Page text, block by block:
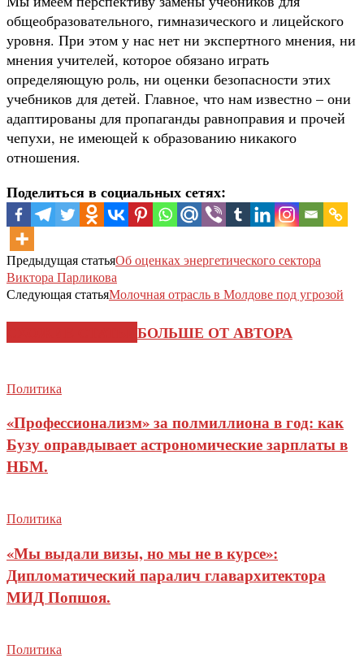
общеобразовательного, гимназического и лицейского
уровня. При этом у нас нет ни экспертного мнения, ни
мнения учителей, которое обязано играть
определяющую роль, ни оценки безопасности этих
учебников для детей. Главное, что нам известно – они
адаптированы для пропаганды равноправия и прочей
чепухи, не имеющей к образованию никакого
отношения.
Поделиться в социальных сетях:
Предыдущая статьяОб оценках энергетического сектора
Виктора Парликова
Следующая статьяМолочная отрасль в Молдове под угрозой
БОЛЬШЕ ОТ АВТОРА
Политика
«Профессионализм» за полмиллиона в год: как
Бузу оправдывает астрономические зарплаты в
НБМ.
Политика
«Мы выдали визы, но мы не в курсе»:
Дипломатический паралич главархитектора
МИД Попшоя.
Политика